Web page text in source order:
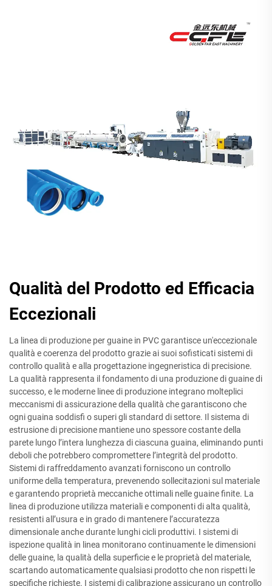
Qualità del Prodotto ed Efficacia
Eccezionali
La linea di produzione per guaine in PVC garantisce un'eccezionale
qualità e coerenza del prodotto grazie ai suoi sofisticati sistemi di
controllo qualità e alla progettazione ingegneristica di precisione.
La qualità rappresenta il fondamento di una produzione di guaine di
successo, e le moderne linee di produzione integrano molteplici
meccanismi di assicurazione della qualità che garantiscono che
ogni guaina soddisfi o superi gli standard di settore. Il sistema di
estrusione di precisione mantiene uno spessore costante della
parete lungo l’intera lunghezza di ciascuna guaina, eliminando punti
deboli che potrebbero compromettere l’integrità del prodotto.
Sistemi di raffreddamento avanzati forniscono un controllo
uniforme della temperatura, prevenendo sollecitazioni sul materiale
e garantendo proprietà meccaniche ottimali nelle guaine finite. La
linea di produzione utilizza materiali e componenti di alta qualità,
resistenti all’usura e in grado di mantenere l’accuratezza
dimensionale anche durante lunghi cicli produttivi. I sistemi di
ispezione qualità in linea monitorano continuamente le dimensioni
delle guaine, la qualità della superficie e le proprietà del materiale,
scartando automaticamente qualsiasi prodotto che non rispetti le
specifiche richieste. I sistemi di calibrazione assicurano un controllo